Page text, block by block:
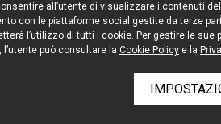
00187 Roma
Tel. +39 06 696661
Fax. +39 06 69666544
all’utente di visualizzare i contenuti
con le piattaforme social gestite da terze
l’utilizzo di tutti i cookie. Per gestire le
può consultare la Cookie Policy e la